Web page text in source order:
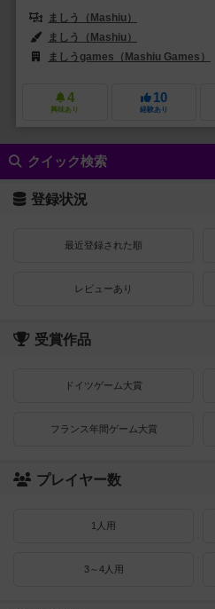
ましう（Mashiu）
ましう（Mashiu）
ましうgames（Mashiu Games）
4
興味あり
10
経験あり
クイック検索
登録状況
最近登録された順
レビューあり
受賞作品
ドイツゲーム大賞
フランス年間ゲーム大賞
プレイヤー数
1人用
3～4人用